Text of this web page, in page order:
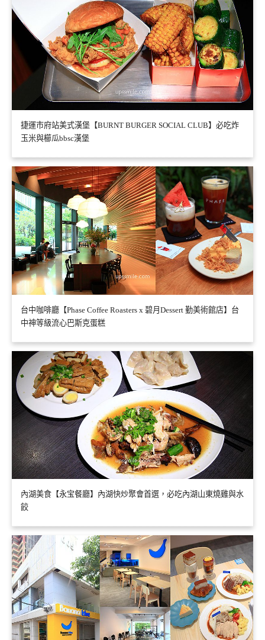
捷運市府站美式漢堡【BURNT BURGER SOCIAL CLUB】必吃炸
玉米與櫛瓜bbsc漢堡
台中咖啡廳【Phase Coffee Roasters x 碧月Dessert 勤美術館店】台
中神等級流心巴斯克蛋糕
內湖美食【永宝餐廳】內湖快炒聚會首選，必吃內湖山東燒雞與水
餃